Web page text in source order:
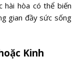
hài hòa có thể biến
gian đầy sức sống
Kinh